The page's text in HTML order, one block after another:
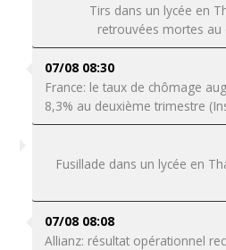
Tirs dans un lycée en
retrouvées mortes au
07/08 08:30
France: le taux de chômage
8,3% au deuxième trimestre
Fusillade dans un lycée en
07/08 08:08
Allianz: résultat opérationnel